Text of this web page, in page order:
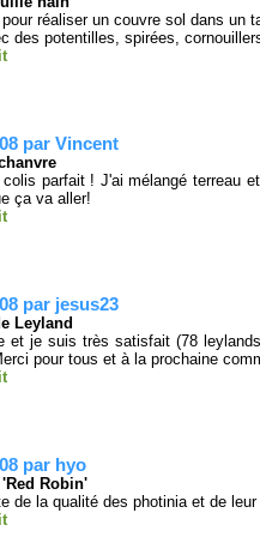
réaliser un couvre sol dans un
des potentilles, spirées,
par Vincent
parfait ! J'ai mélangé terreau
ça va aller!
par jesus23
Leyland
et je suis très satisfait (78
pour tous et à la prochaine
par hyo
Robin'
de la qualité des photinia et de